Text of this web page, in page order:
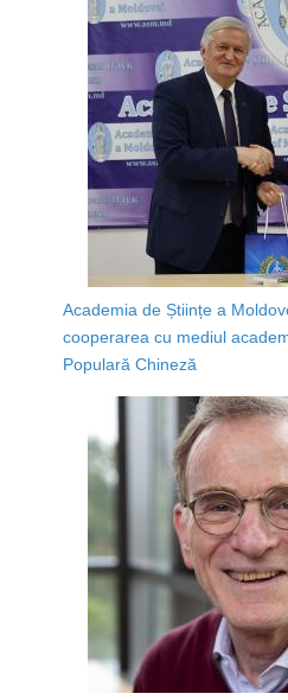
Academia de Științe a
cooperarea cu mediul
Populară Chineză